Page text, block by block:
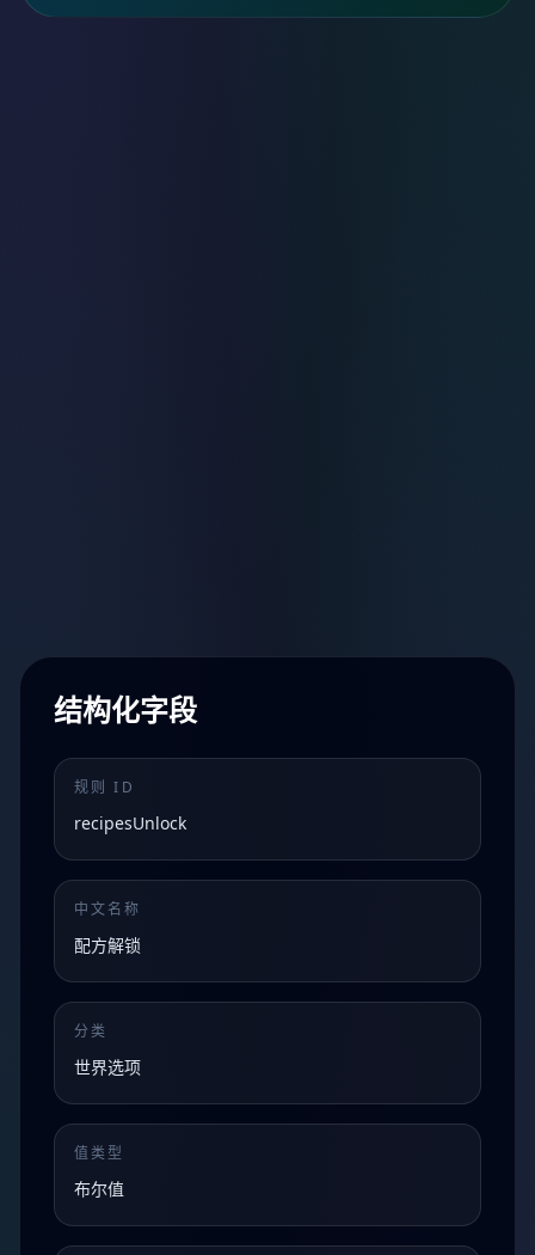
结构化字段
规则 ID
recipesUnlock
中文名称
配方解锁
分类
世界选项
值类型
布尔值